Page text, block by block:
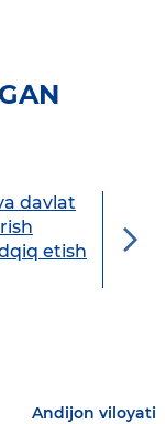
davlat
etish
Andijon viloyati